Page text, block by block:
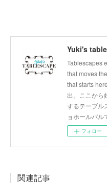
Tablescapes
that moves
that starts
出。ここから
するテーブル
ョホールバル
フォロー
関連記事